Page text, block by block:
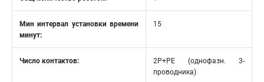
Мин интервал установки времени
минут:
15
Число контактов:
2P+PE (однофазн. 3-
проводника)